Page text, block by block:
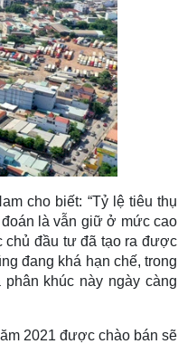
cho biết: “Tỷ lệ tiêu thụ
là vẫn giữ ở mức cao
chủ đầu tư đã tạo ra được
đang khá hạn chế, trong
khúc này ngày càng
2021 được chào bán sẽ